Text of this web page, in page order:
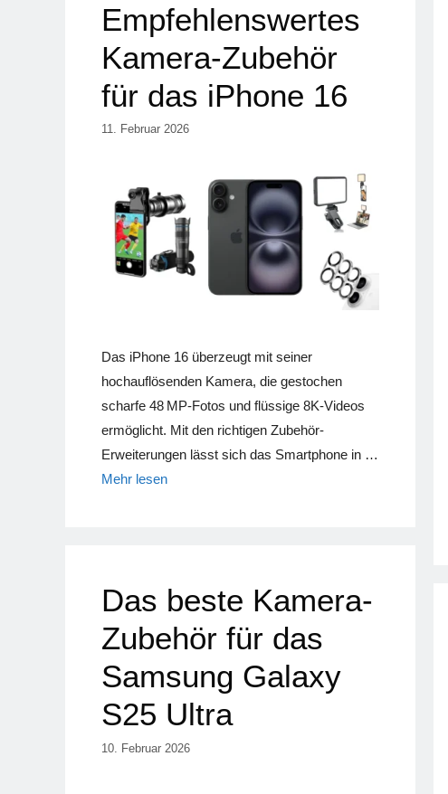
Empfehlenswertes
Kamera-Zubehör
für das iPhone 16
11. Februar 2026
Das iPhone 16 überzeugt mit seiner
hochauflösenden Kamera, die gestochen
scharfe 48 MP-Fotos und flüssige 8K-Videos
ermöglicht. Mit den richtigen Zubehör-
Erweiterungen lässt sich das Smartphone in …
Mehr lesen
Das beste Kamera-
Zubehör für das
Samsung Galaxy
S25 Ultra
10. Februar 2026